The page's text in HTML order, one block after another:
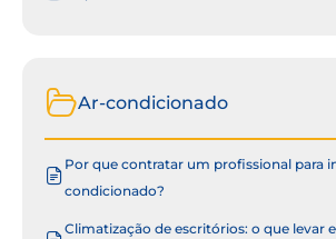
Ar-condicionado
Por que contratar um profissional para
condicionado?
Climatização de escritórios: o que levar